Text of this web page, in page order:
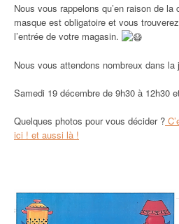
Nous vous rappelons qu’en raison de
masque est obligatoire et vous
l’entrée de votre magasin.
Nous vous attendons nombreux dans
Samedi 19 décembre de 9h30 à 12h30
Quelques photos pour vous décider ?
ici ! et aussi là !